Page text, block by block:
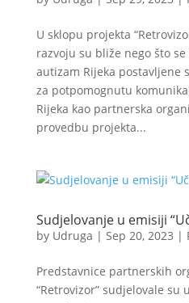
U sklopu projekta
razvoju su bliže nego što se
autizam Rijeka postavljene
za potpomognutu
Rijeka kao partnerska
provedbu projekta...
Sudjelovanje u emisiji
by Udruga | Sep 20, 2023 |
Predstavnice partnerskih
“Retrovizor” sudjelovale su